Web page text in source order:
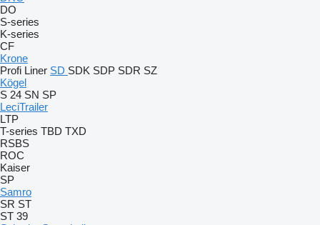
DO
S-series
K-series
CF
Krone
Profi Liner SD SDK SDP SDR SZ
Kögel
S 24 SN SP
LeciTrailer
LTP
T-series TBD TXD
RSBS
ROC
Kaiser
SP
Samro
SR ST
ST 39